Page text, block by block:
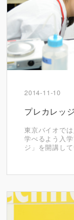
2014-11-10
プレカレッ
東京バイオで
学べるよう入
ジ」を開講し